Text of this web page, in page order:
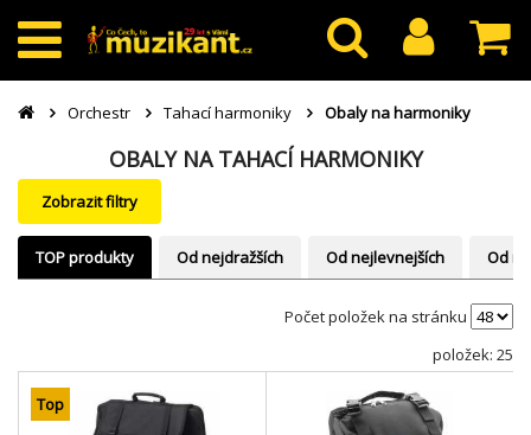
Orchestr Tahací harmoniky Obaly na harmoniky
OBALY NA TAHACÍ HARMONIKY
Zobrazit filtry
TOP produkty Od nejdražších Od nejlevnejších Od
Počet položek na stránku
položek: 25
Top